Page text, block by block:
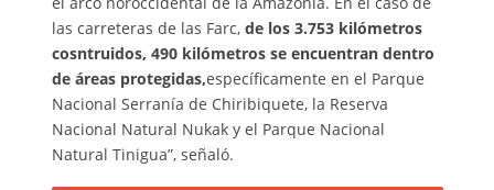
las carreteras de las Farc, de los 3.753 kilómetros
cosntruidos, 490 kilómetros se encuentran dentro
de áreas protegidas,específicamente en el Parque
Nacional Serranía de Chiribiquete, la Reserva
Nacional Natural Nukak y el Parque Nacional
Natural Tinigua”, señaló.